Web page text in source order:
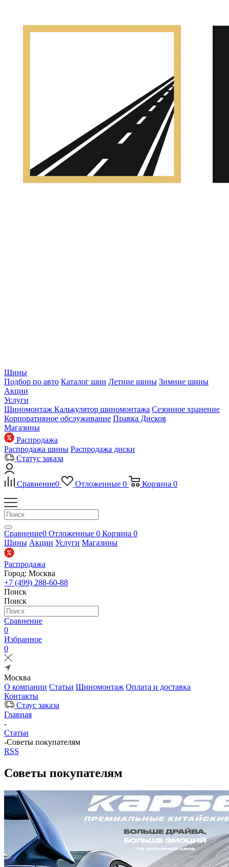
Шины
Подбор по авто Каталог шин Летние шины Зимние шины
Акции
Услуги
Шиномонтаж Калькулятор шиномонтажа Сезонное хранение
Корпоративное обслуживание Правка Дисков
Магазины
Распродажа
Распродажа шины Распродажа диски
Статус заказа
Сравнение0 Отложенные 0 Корзина 0
Сравнение0 Отложенные 0 Корзина 0
Шины Акции Услуги Магазины
Распродажа
Город: Москва
+7 (499) 288-60-88
Поиск
Поиск
Сравнение
0
Избранное
0
Москва
О компании Статьи Шиномонтаж Оплата и доставка
Контакты
Стаус заказа
Главная
-
Статьи
-Советы покупателям
RSS
Советы покупателям